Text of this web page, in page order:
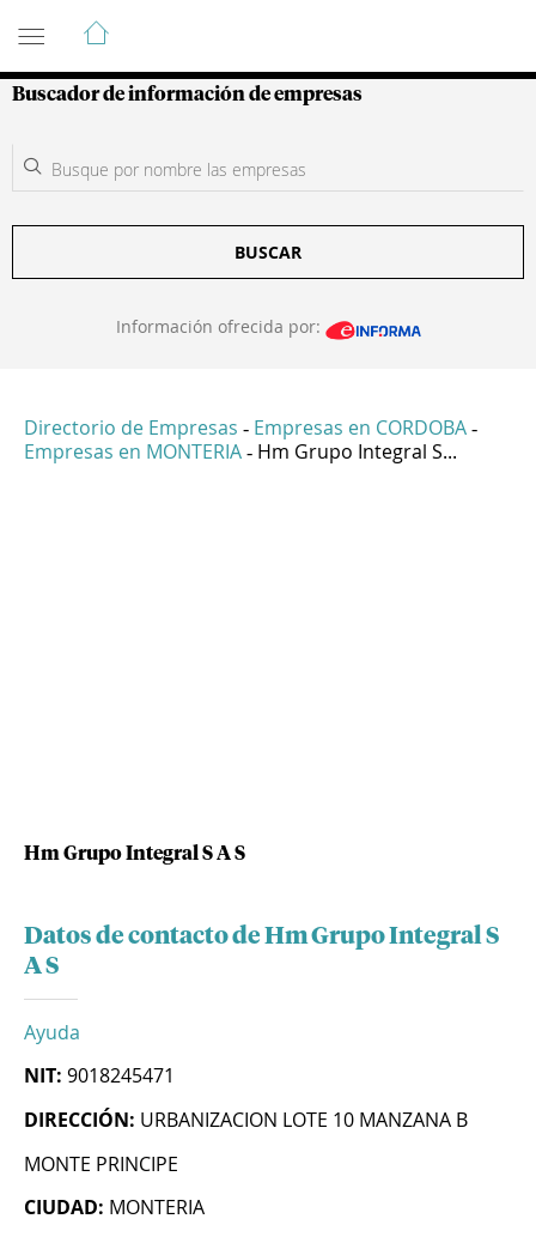
Guía de Empresas Colombianas
Buscador de información de empresas
BUSCAR
Información ofrecida por:
Directorio de Empresas - Empresas en CORDOBA -
Empresas en MONTERIA - Hm Grupo Integral S...
Hm Grupo Integral S A S
Datos de contacto de Hm Grupo Integral S
A S
Ayuda
NIT: 9018245471
DIRECCIÓN: URBANIZACION LOTE 10 MANZANA B
MONTE PRINCIPE
CIUDAD: MONTERIA